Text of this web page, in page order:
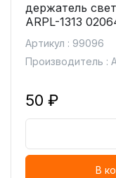
держатель
ARPL-1313
Артикул : 99096
Производитель :
50 ₽
В